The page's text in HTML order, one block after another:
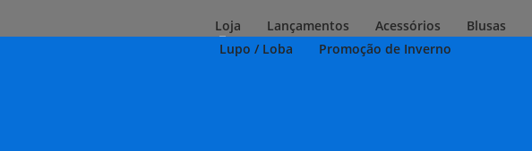
Loja Lançamentos Acessórios Blusas
Lupo / Loba
Promoção de Inverno